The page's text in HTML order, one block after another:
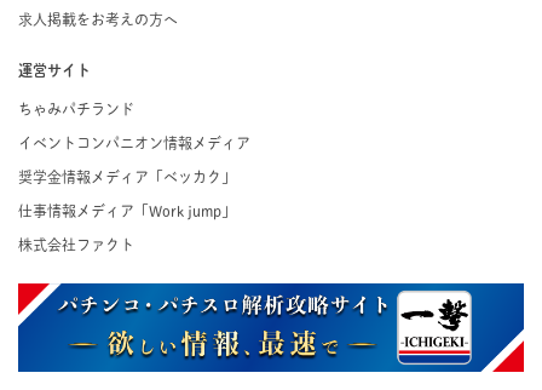
求人掲載をお考えの方へ
運営サイト
ちゃみパチランド
イベントコンパニオン情報メディア
奨学金情報メディア「ベッカク」
仕事情報メディア「Work jump」
株式会社ファクト